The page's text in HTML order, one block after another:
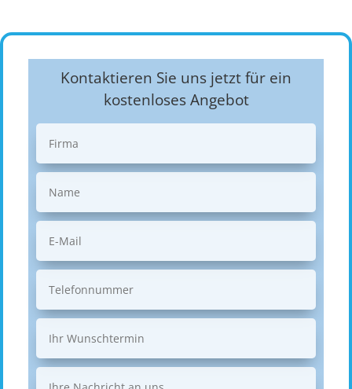
Kontaktieren Sie uns jetzt für ein
kostenloses Angebot